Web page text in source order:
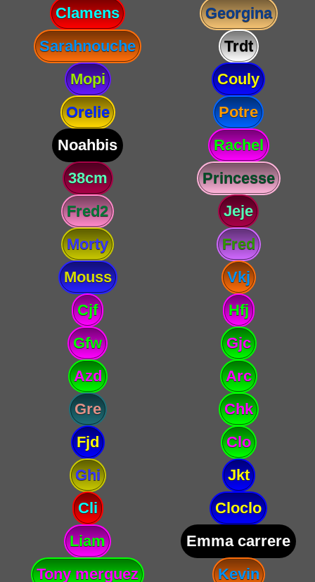
Clamens
Georgina
Sarahnouche
Trdt
Mopi
Couly
Orelie
Potre
Noahbis
Rachel
38cm
Princesse
Fred2
Jeje
Morty
Fred
Mouss
Vkj
Cjf
Hfj
Gfw
Gjc
Azd
Arc
Gre
Chk
Fjd
Clo
Ghi
Jkt
Cli
Cloclo
Liam
Emma carrere
Tony merguez
Kevin